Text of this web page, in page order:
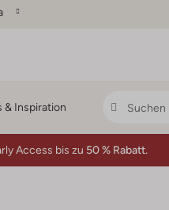
& Inspiration
Access bis zu 50 % Rabatt.